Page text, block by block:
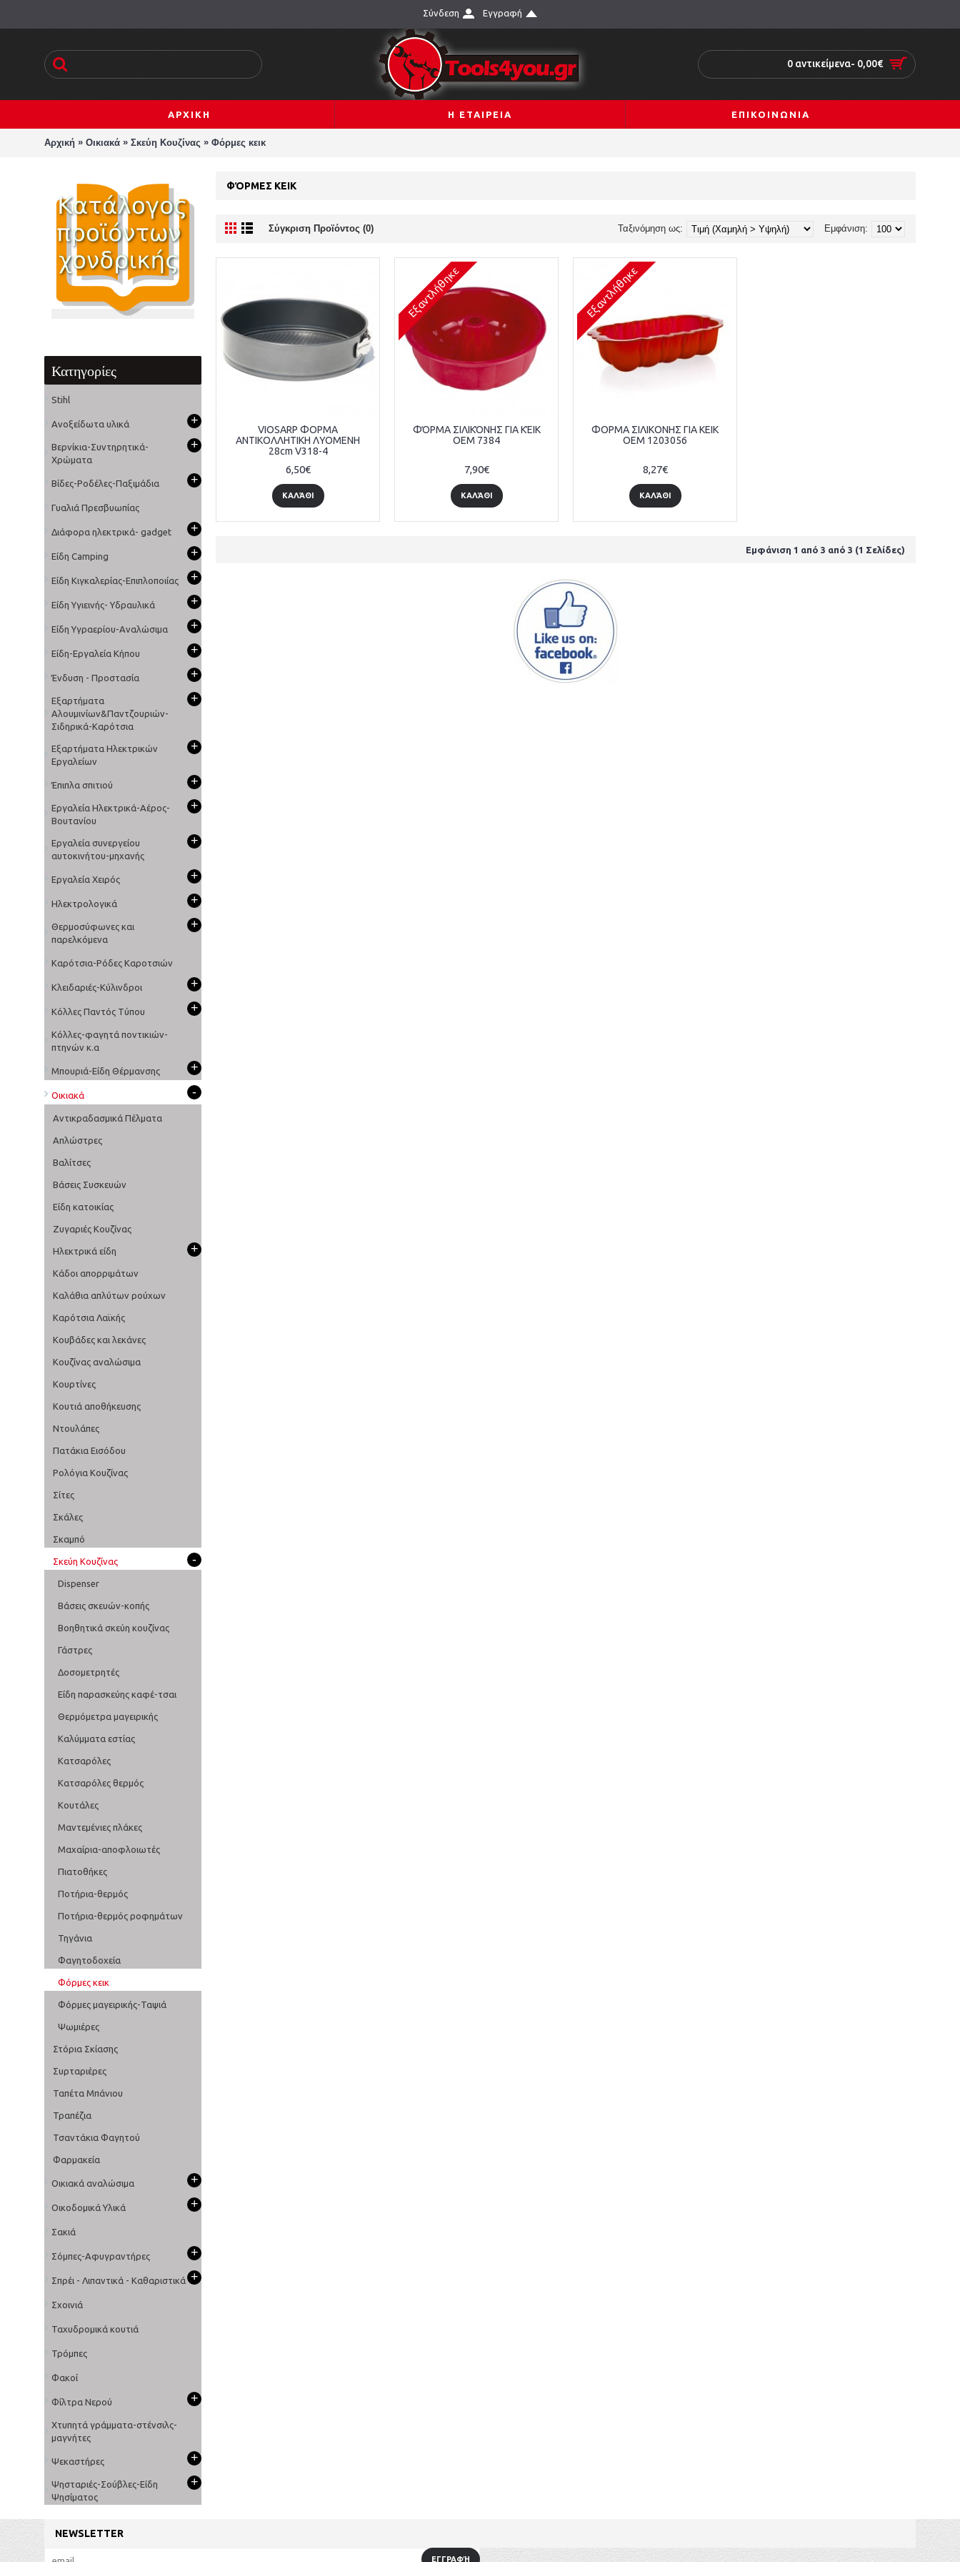
Σύνδεση Εγγραφή
0 αντικείμενα- 0,00€
ΑΡΧΙΚΗ Η ΕΤΑΙΡΕΙΑ ΕΠΙΚΟΙΝΩΝΙΑ
Αρχική » Οικιακά » Σκεύη Κουζίνας » Φόρμες κεικ
Κατηγορίες
Stihl
Ανοξείδωτα υλικά +
Βερνίκια-Συντηρητικά-
Χρώματα
+
Βίδες-Ροδέλες-Παξιμάδια +
Γυαλιά Πρεσβυωπίας
Διάφορα ηλεκτρικά- gadget +
Είδη Camping +
Είδη Κιγκαλερίας-Επιπλοποιίας +
Είδη Υγιεινής- Υδραυλικά +
Είδη Υγραερίου-Αναλώσιμα +
Είδη-Εργαλεία Κήπου +
Ένδυση - Προστασία +
Εξαρτήματα
Αλουμινίων&Παντζουριών-
Σιδηρικά-Καρότσια
+
Εξαρτήματα Ηλεκτρικών
Εργαλείων
+
Έπιπλα σπιτιού +
Εργαλεία Ηλεκτρικά-Αέρος-
Βουτανίου
+
Εργαλεία συνεργείου
αυτοκινήτου-μηχανής
+
Εργαλεία Χειρός +
Ηλεκτρολογικά +
Θερμοσύφωνες και
παρελκόμενα
+
Καρότσια-Ρόδες Καροτσιών
Κλειδαριές-Κύλινδροι +
Κόλλες Παντός Τύπου +
Κόλλες-φαγητά ποντικιών-
πτηνών κ.α
Μπουριά-Είδη Θέρμανσης +
Οικιακά -
Αντικραδασμικά Πέλματα
Απλώστρες
Βαλίτσες
Βάσεις Συσκευών
Είδη κατοικίας
Ζυγαριές Κουζίνας
Ηλεκτρικά είδη +
Κάδοι απορριμάτων
Καλάθια απλύτων ρούχων
Καρότσια Λαϊκής
Κουβάδες και λεκάνες
Κουζίνας αναλώσιμα
Κουρτίνες
Κουτιά αποθήκευσης
Ντουλάπες
Πατάκια Εισόδου
Ρολόγια Κουζίνας
Σίτες
Σκάλες
Σκαμπό
Σκεύη Κουζίνας -
Dispenser
Βάσεις σκευών-κοπής
Βοηθητικά σκεύη κουζίνας
Γάστρες
Δοσομετρητές
Είδη παρασκεύης καφέ-τσαι
Θερμόμετρα μαγειρικής
Καλύμματα εστίας
Κατσαρόλες
Κατσαρόλες θερμός
Κουτάλες
Μαντεμένιες πλάκες
Μαχαίρια-αποφλοιωτές
Πιατοθήκες
Ποτήρια-θερμός
Ποτήρια-θερμός ροφημάτων
Τηγάνια
Φαγητοδοχεία
Φόρμες κεικ
Φόρμες μαγειρικής-Ταψιά
Ψωμιέρες
Στόρια Σκίασης
Συρταριέρες
Ταπέτα Μπάνιου
Τραπέζια
Τσαντάκια Φαγητού
Φαρμακεία
Οικιακά αναλώσιμα +
Οικοδομικά Υλικά +
Σακιά
Σόμπες-Αφυγραντήρες +
Σπρέι - Λιπαντικά - Καθαριστικά +
Σχοινιά
Ταχυδρομικά κουτιά
Τρόμπες
Φακοί
Φίλτρα Νερού +
Χτυπητά γράμματα-στένσιλς-
μαγνήτες
Ψεκαστήρες +
Ψησταριές-Σούβλες-Είδη
Ψησίματος
+
ΦΌΡΜΕΣ ΚΕΙΚ
Σύγκριση Προϊόντος (0) Εμφάνιση:
Ταξινόμηση ως:
VIOSARP ΦΟΡΜΑ
ΑΝΤΙΚΟΛΛΗΤΙΚΗ ΛΥΟΜΕΝΗ
28cm V318-4
6,50€
ΚΑΛΆΘΙ
Εξαντλήθηκε
ΦΌΡΜΑ ΣΙΛΙΚΌΝΗΣ ΓΙΑ ΚΈΙΚ
OEM 7384
7,90€
ΚΑΛΆΘΙ
Εξαντλήθηκε
ΦΟΡΜΑ ΣΙΛΙΚΟΝΗΣ ΓΙΑ ΚΕΙΚ
OEM 1203056
8,27€
ΚΑΛΆΘΙ
Εμφάνιση 1 από 3 από 3 (1 Σελίδες)
NEWSLETTER
ΕΓΓΡΑΦΉ